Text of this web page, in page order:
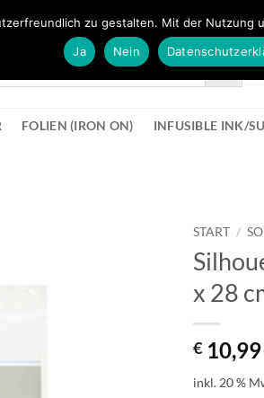
FOLIEN (IRON ON) INFUSIBLE INK/
START /
x 28
€ 10,99
inkl. 20 %
zu gestalten. Mit der
Ja
Nein